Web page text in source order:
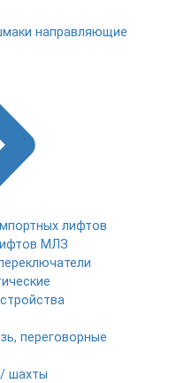
направляющие
лифтов
МЛЗ
переговорные
шахты